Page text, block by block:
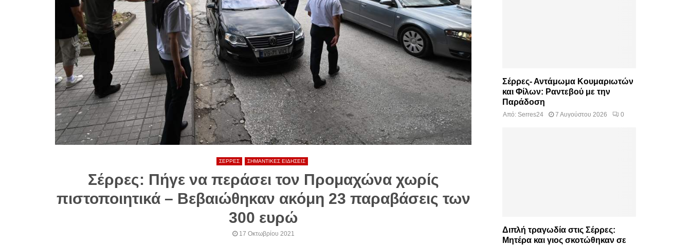
ΣΕΡΡΕΣ ΣΗΜΑΝΤΙΚΕΣ ΕΙΔΗΣΕΙΣ
Σέρρες: Πήγε να περάσει τον Προμαχώνα χωρίς
πιστοποιητικά – Bεβαιώθηκαν ακόμη 23 παραβάσεις των
300 ευρώ
17 Οκτωβρίου 2021
Σέρρες- Αντάμωμα Κουμαριωτών
και Φίλων: Ραντεβού με την
Παράδοση
Από: Serres24 7 Αυγούστου 2026 0
Διπλή τραγωδία στις Σέρρες:
Μητέρα και γιος σκοτώθηκαν σε